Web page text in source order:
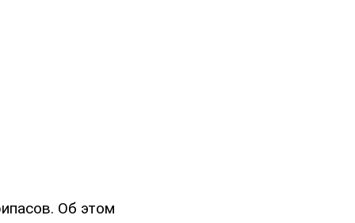
Об этом